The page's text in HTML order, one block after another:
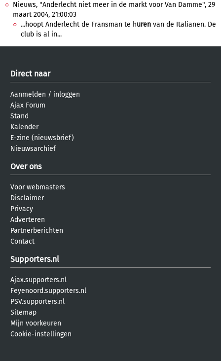
Nieuws, "Anderlecht niet meer in de markt voor Van Damme", 29
maart 2004, 21:00:03
...hoopt Anderlecht de Fransman te huren van de Italianen. De
club is al in...
Direct naar
Aanmelden / inloggen
Ajax Forum
Stand
Kalender
E-zine (nieuwsbrief)
Nieuwsarchief
Over ons
Voor webmasters
Disclaimer
Privacy
Adverteren
Partnerberichten
Contact
Supporters.nl
Ajax.supporters.nl
Feyenoord.supporters.nl
PSV.supporters.nl
Sitemap
Mijn voorkeuren
Cookie-instellingen